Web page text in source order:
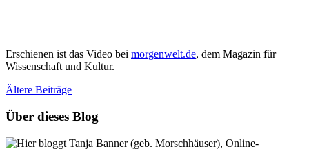
Erschienen ist das Video bei morgenwelt.de, dem Magazin für
Wissenschaft und Kultur.
Ältere Beiträge
Über dieses Blog
Hier bloggt Tanja Banner (geb. Morschhäuser), Online-